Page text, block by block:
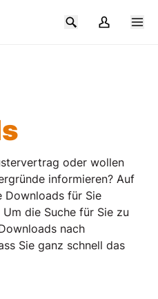
oder wollen
informieren? Auf
Downloads für Sie
die Suche für Sie zu
nach
Sie ganz schnell das